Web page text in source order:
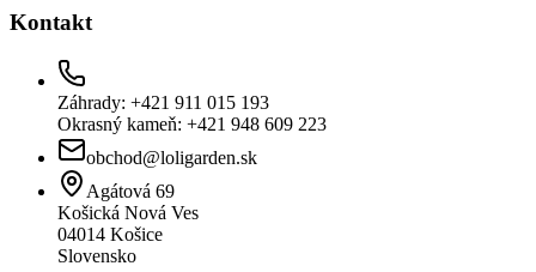
Kontakt
Záhrady: +421 911 015 193
Okrasný kameň: +421 948 609 223
obchod@loligarden.sk
Agátová 69
Košická Nová Ves
04014 Košice
Slovensko